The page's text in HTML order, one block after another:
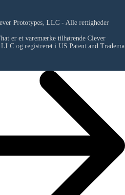
Prototypes, LLC - Alle rettigheder
er et varemærke tilhørende Clever
LLCog registreret i US Patent and